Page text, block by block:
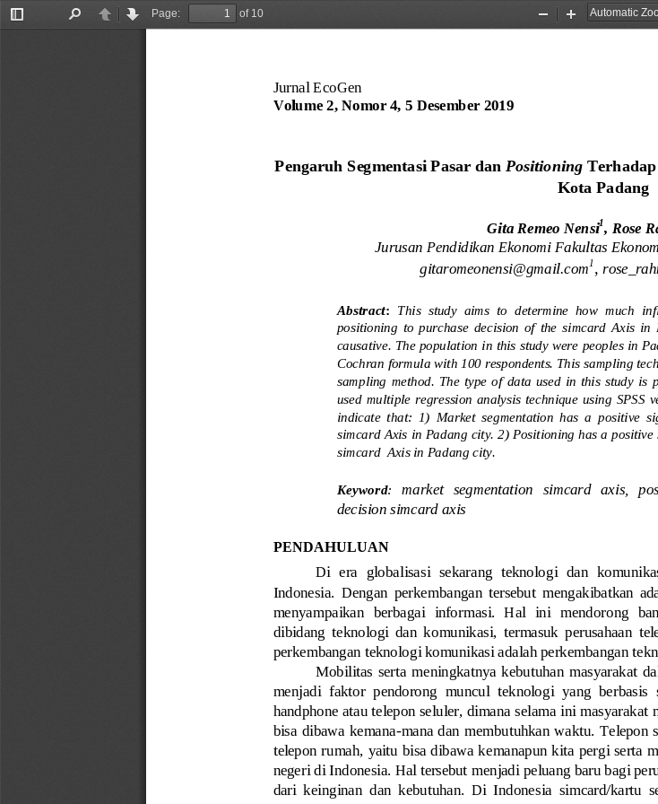
Toggle
PreviousNext
Page:
of 10
Zoom
Zoom
Jurnal EcoGen
Volume 2, Nomor 4, 5 Desember 2019
Pengaruh Segmentasi Pasar dan Positioning Terhadap
Kota Padang
Gita Remeo Nensi1, Rose
Jurusan Pendidikan Ekonomi Fakultas
gitaromeonensi@gmail.com1,
Abstract:
This  study  aims  to  determine  how  much
positioning  to  purchase  decision  of  the simcard  Axis  in
causative. The population in this study were peoples in
Cochran formula with 100 respondents. This sampling
sampling  method.  The  type  of  data  used  in  this  study
used  multiple  regression  analysis technique using  SPSS
indicate  that:  1)  Market  segmentation  has  a  positive
simcard Axis in Padang city. 2) Positioning has a
simcard  Axis in Padang city.
Keyword:
market   segmentation   simcard   axis,
decision simcard axis
PENDAHULUAN
Di  era  globalisasi  sekarang  teknologi  dan
Indonesia.  Dengan  perkembangan  tersebut  mengakibatkan
menyampaikan   berbagai   informasi.  Hal   ini   mendorong
dibidang  teknologi  dan  komunikasi,  termasuk  perusahaan
perkembangan teknologi komunikasi adalah perkembangan
Mobilitas  serta  meningkatnya  kebutuhan  masyarakat
menjadi  faktor  pendorong muncul teknologi  yang  berbasis
handphone atau telepon seluler, dimana selama ini masyarakat
bisa dibawa kemana-mana dan  membutuhkan waktu. Telepon
telepon rumah, yaitu bisa dibawa kemanapun kita pergi serta
negeri di Indonesia. Hal tersebut menjadi peluang baru bagi
dari  keinginan  dan  kebutuhan.  Di  Indonesia  simcard/kartu